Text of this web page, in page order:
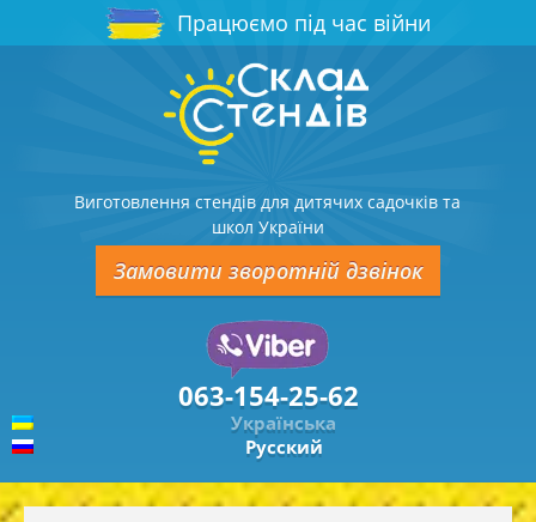
Працюємо під час війни
Виготовлення стендів для дитячих садочків та
школ України
Замовити зворотній дзвінок
063-154-25-62
Українська
Русский